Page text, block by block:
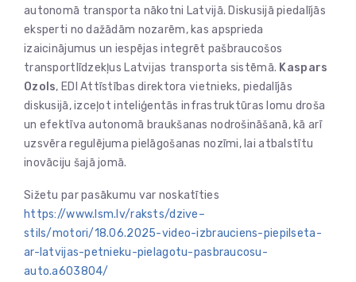
autonomā transporta nākotni Latvijā. Diskusijā piedalījās
eksperti no dažādām nozarēm, kas apsprieda
izaicinājumus un iespējas integrēt pašbraucošos
transportlīdzekļus Latvijas transporta sistēmā. Kaspars
Ozols, EDI Attīstības direktora vietnieks, piedalījās
diskusijā, izceļot inteliģentās infrastruktūras lomu droša
un efektīva autonomā braukšanas nodrošināšanā, kā arī
uzsvēra regulējuma pielāgošanas nozīmi, lai atbalstītu
inovāciju šajā jomā.
Sižetu par pasākumu var noskatīties
https://www.lsm.lv/raksts/dzive–
stils/motori/18.06.2025-video-izbrauciens-piepilseta-
ar-latvijas-petnieku-pielagotu-pasbraucosu-
auto.a603804/